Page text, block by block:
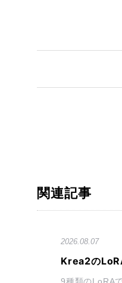
関連記事
2026.08.07
Krea2の